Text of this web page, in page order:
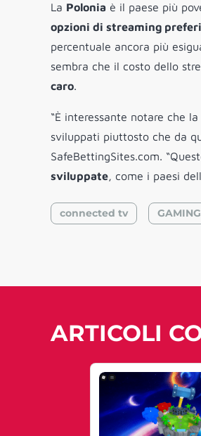
La Polonia è il paese più
opzioni di streaming
percentuale ancora più
sembra che il costo dello
caro.
“È interessante notare che
sviluppati piuttosto che da
SafeBettingSites.com.
sviluppate, come i paesi
connected tv GAMING
ARTICOLI